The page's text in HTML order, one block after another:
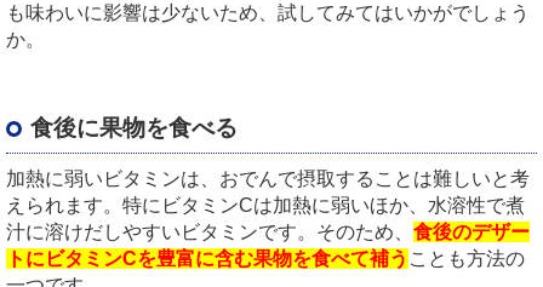
も味わいに影響は少ないため、試してみてはいかがでしょう
か。
食後に果物を食べる
加熱に弱いビタミンは、おでんで摂取することは難しいと考
えられます。特にビタミンCは加熱に弱いほか、水溶性で煮
汁に溶けだしやすいビタミンです。そのため、 食後のデザー
トにビタミンCを豊富に含む果物を食べて補う ことも方法の